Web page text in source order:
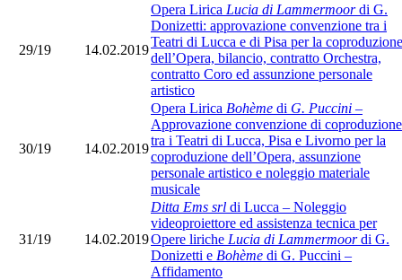
29/19 14.02.2019
Opera Lirica Lucia di Lammermoordi G.
Donizetti: approvazione convenzione tra i
Teatri di Lucca e di Pisa per la coproduzione
dell’Opera, bilancio, contratto Orchestra,
contratto Coro ed assunzione personale
artistico
30/19 14.02.2019
Opera Lirica Bohème di G. Puccini –
Approvazione convenzione di coproduzione
tra i Teatri di Lucca, Pisa e Livorno per la
coproduzione dell’Opera, assunzione
personale artistico e noleggio materiale
musicale
31/19 14.02.2019
Ditta Ems srl di Lucca – Noleggio
videoproiettore ed assistenza tecnica per
Opere liriche Lucia di Lammermoordi G.
Donizetti e Bohème di G. Puccini –
Affidamento